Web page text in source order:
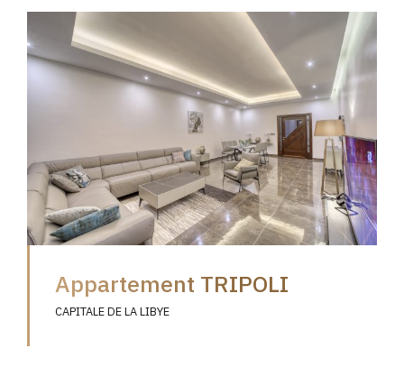
Appartement TRIPOLI
CAPITALE DE LA LIBYE